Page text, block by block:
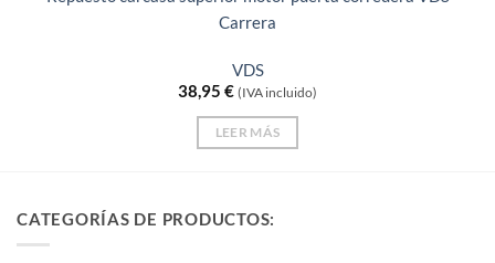
Carrera
VDS
38,95 € (IVA incluido)
LEER MÁS
CATEGORÍAS DE PRODUCTOS: